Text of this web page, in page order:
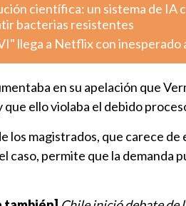
científica: un sistema de IA
bacterias resistentes
llega a Netflix con inesperado
en su apelación que
que ello violaba el debido
los magistrados, que carece
caso, permite que la demanda